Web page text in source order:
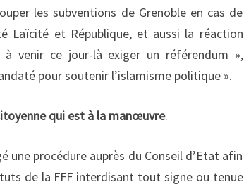
les subventions de Grenoble en cas de
Laïcité et République, et aussi la réaction
à venir ce jour-là exiger un référendum »,
pour soutenir l’islamisme politique ».
qui est à la manœuvre.
une procédure auprès du Conseil d’Etat afin
de la FFF interdisant tout signe ou tenue